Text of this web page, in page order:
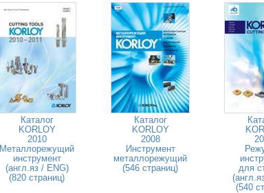
Каталог
KORLOY
2010
Металлорежущий
инструмент
(англ.яз / ENG)
(820 страниц)
Каталог
KORLOY
2008
Инструмент
металлорежущий
(546 страниц)
для
(540